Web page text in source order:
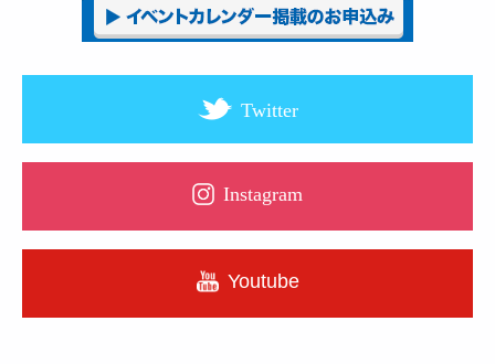
Twitter
Instagram
Youtube